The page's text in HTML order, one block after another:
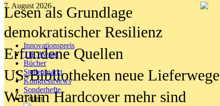
7. August 2026
Innovationspreis
TIP Award
Bücher
Stellenmarkt
KongressNews
Sonderhefte
Teilen
Lesen als Grundlage
demokratischer Resilienz
Erfundene Quellen
US-Bibliotheken neue Lieferwege
Warum Hardcover mehr sind